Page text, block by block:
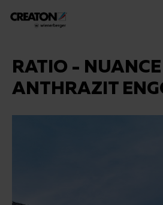
RATIO - NUANCE
ANTHRAZIT